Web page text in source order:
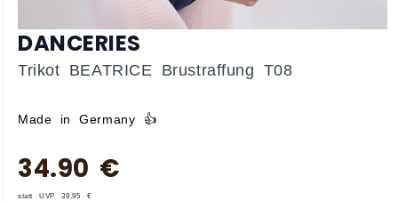
DANCERIES
Trikot BEATRICE Brustraffung T08
Made in Germany 👍
34.90 €
statt UVP 39,95 €